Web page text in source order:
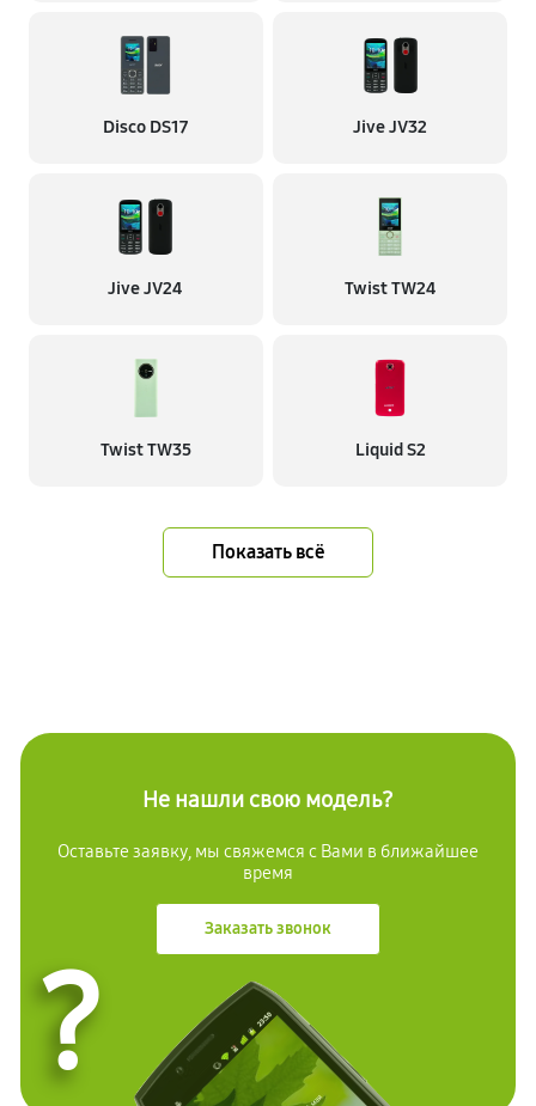
Disco DS17 Jive JV32
Jive JV24 Twist TW24
Twist TW35 Liquid S2
Показать всё
Не нашли свою модель?
Оставьте заявку, мы свяжемся с Вами в ближайшее
время
Заказать звонок
?